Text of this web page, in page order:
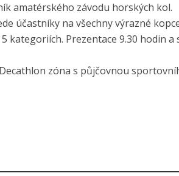
amatérského závodu horských kol.
účastníky na všechny výrazné
Prezentace 9.30 hodin a
zóna s půjčovnou